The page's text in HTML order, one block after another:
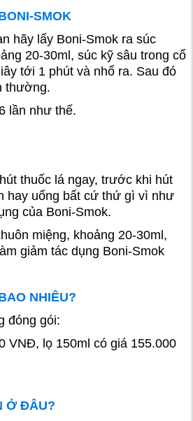
SMOK
hãy lấy Boni-Smok ra súc
20-30ml, súc kỹ sâu trong cổ
tới 1 phút và nhổ ra. Sau đó
thường.
lần như thế.
thuốc lá ngay, trước khi hút
hay uống bất cứ thứ gì vì như
của Boni-Smok.
miệng, khoảng 20-30ml,
giảm tác dụng Boni-Smok
NHIÊU?
đóng gói:
VNĐ, lọ 150ml có giá 155.000
Ở ĐÂU?